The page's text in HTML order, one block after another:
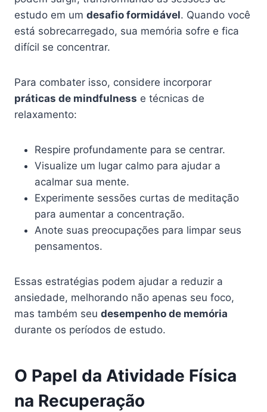
estudo em um desafio formidável. Quando você
está sobrecarregado, sua memória sofre e fica
difícil se concentrar.
Para combater isso, considere incorporar
práticas de mindfulness e técnicas de
relaxamento:
Respire profundamente para se centrar.
Visualize um lugar calmo para ajudar a
acalmar sua mente.
Experimente sessões curtas de meditação
para aumentar a concentração.
Anote suas preocupações para limpar seus
pensamentos.
Essas estratégias podem ajudar a reduzir a
ansiedade, melhorando não apenas seu foco,
mas também seu desempenho de memória
durante os períodos de estudo.
O Papel da Atividade Física
na Recuperação